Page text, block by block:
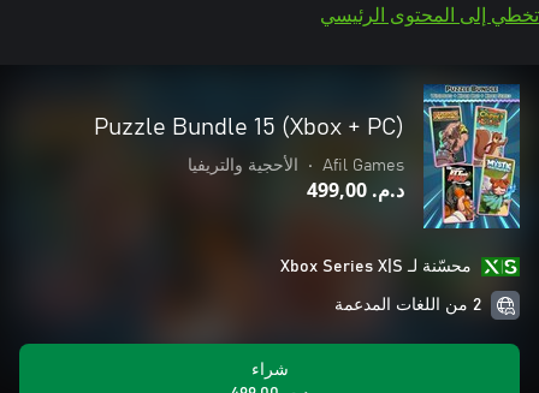
تخطي إلى المحتوى الرئيسي
Puzzle Bundle 15 (Xbox + PC)
Afil Games
• الأحجية والتريفيا
د.م.‏ 499,00
محسّنة لـ Xbox Series X|S
2 من اللغات المدعمة
شراء